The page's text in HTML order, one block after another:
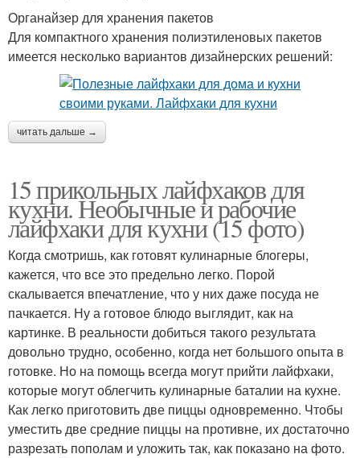
Органайзер для хранения пакетов
Для компактного хранения полиэтиленовых пакетов
имеется несколько вариантов дизайнерских решений:
читать дальше →
15 прикольных лайфхаков для
кухни. Необычные и рабочие
лайфхаки для кухни (15 фото)
Когда смотришь, как готовят кулинарные блогеры,
кажется, что все это предельно легко. Порой
скалывается впечатление, что у них даже посуда не
пачкается. Ну а готовое блюдо выглядит, как на
картинке. В реальности добиться такого результата
довольно трудно, особенно, когда нет большого опыта в
готовке. Но на помощь всегда могут прийти лайфхаки,
которые могут облегчить кулинарные баталии на кухне.
Как легко приготовить две пиццы одновременно. Чтобы
уместить две средние пиццы на противне, их достаточно
разрезать пополам и уложить так, как показано на фото.